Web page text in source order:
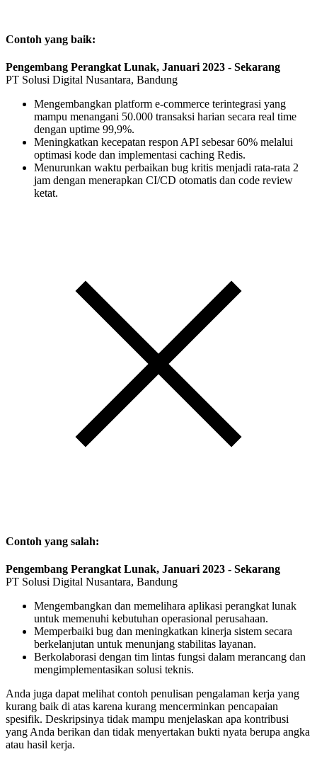
Contoh yang baik:
Pengembang Perangkat Lunak, Januari 2023 - Sekarang
PT Solusi Digital Nusantara, Bandung
Mengembangkan platform e-commerce terintegrasi yang
mampu menangani 50.000 transaksi harian secara real time
dengan uptime 99,9%.
Meningkatkan kecepatan respon API sebesar 60% melalui
optimasi kode dan implementasi caching Redis.
Menurunkan waktu perbaikan bug kritis menjadi rata-rata 2
jam dengan menerapkan CI/CD otomatis dan code review
ketat.
Contoh yang salah:
Pengembang Perangkat Lunak, Januari 2023 - Sekarang
PT Solusi Digital Nusantara, Bandung
Mengembangkan dan memelihara aplikasi perangkat lunak
untuk memenuhi kebutuhan operasional perusahaan.
Memperbaiki bug dan meningkatkan kinerja sistem secara
berkelanjutan untuk menunjang stabilitas layanan.
Berkolaborasi dengan tim lintas fungsi dalam merancang dan
mengimplementasikan solusi teknis.
Anda juga dapat melihat contoh penulisan pengalaman kerja yang
kurang baik di atas karena kurang mencerminkan pencapaian
spesifik. Deskripsinya tidak mampu menjelaskan apa kontribusi
yang Anda berikan dan tidak menyertakan bukti nyata berupa angka
atau hasil kerja.